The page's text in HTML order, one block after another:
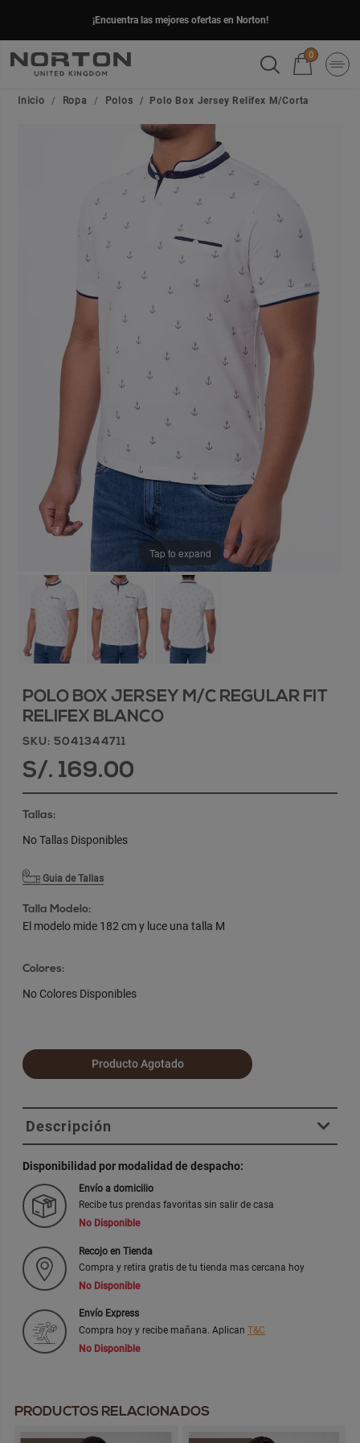
¡Encuentra las mejores ofertas en Norton!
0
Inicio Ropa Polos Polo Box Jersey Relifex M/Corta
Tap to expand
POLO BOX JERSEY M/C REGULAR FIT
RELIFEX BLANCO
SKU: 5041344711
S/. 169.00
Tallas:
No Tallas Disponibles
Guia de Tallas
Talla Modelo:
El modelo mide 182 cm y luce una talla M
Colores:
No Colores Disponibles
Producto Agotado
Descripción
Disponibilidad por modalidad de despacho:
Envío a domicilio
Recibe tus prendas favoritas sin salir de casa
No Disponible
Recojo en Tienda
Compra y retira gratis de tu tienda mas cercana hoy
No Disponible
Envío Express
Compra hoy y recibe mañana. Aplican T&C
No Disponible
PRODUCTOS RELACIONADOS